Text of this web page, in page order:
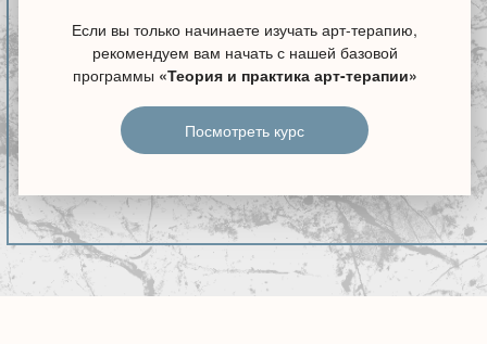
Если вы только начинаете изучать арт-терапию,
рекомендуем вам начать с нашей базовой
программы «Теория и практика арт-терапии»
Посмотреть курс